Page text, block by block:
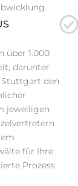
über 1.000
darunter
Stuttgart den
jeweiligen
für Ihre
Prozess